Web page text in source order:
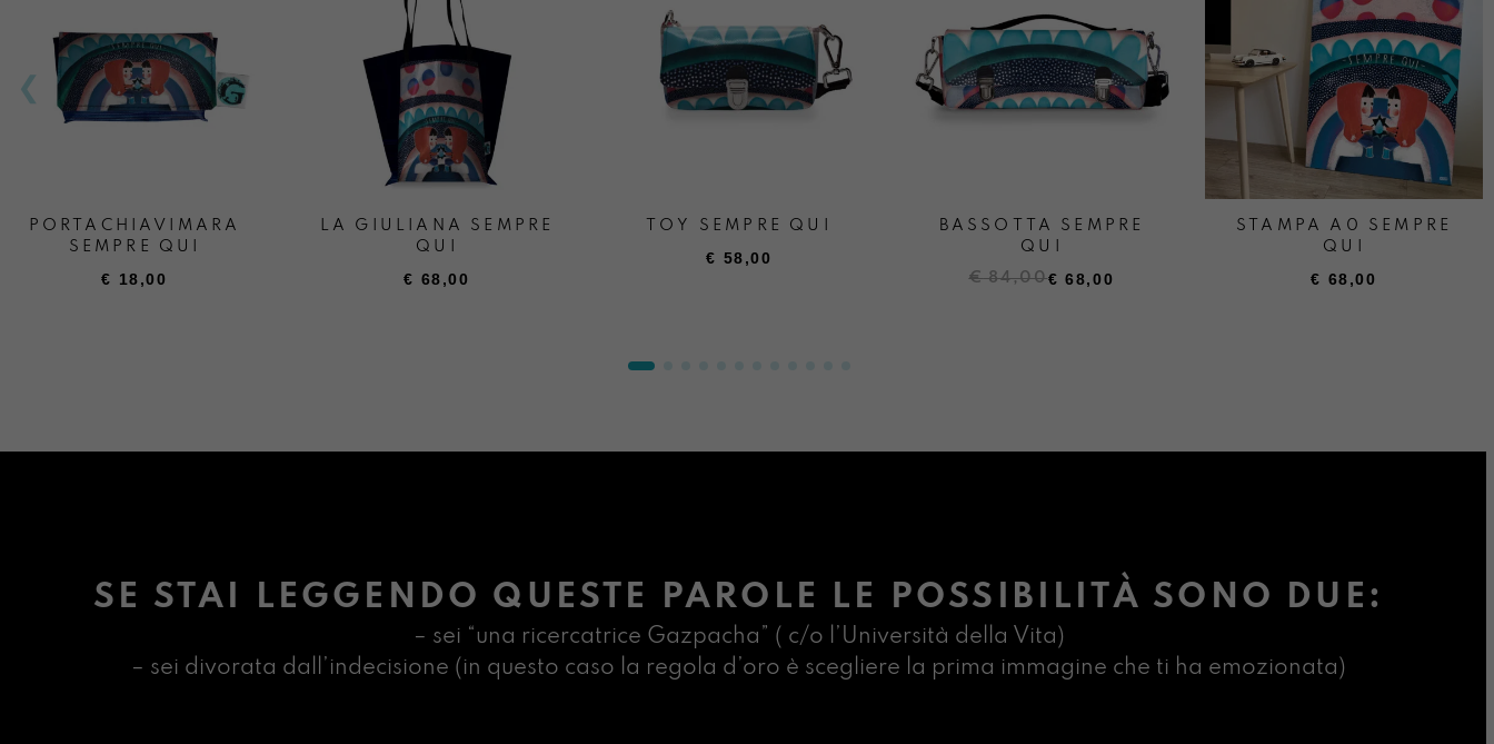
PORTACHIAVIMARA
SEMPRE QUI
€ 18,00
LA GIULIANA SEMPRE
QUI
€ 68,00
TOY SEMPRE QUI
€ 58,00
BASSOTTA SEMPRE
QUI
€84,00
Il
€ 68,00
Il
STAMPA A0 SEMPRE
QUI
€ 68,00
SE STAI LEGGENDO QUESTE PAROLE LE POSSIBILITÀ SONO DUE:
– sei “una ricercatrice Gazpacha” ( c/o l’Università della Vita)
– sei divorata dall’indecisione (in questo caso la regola d’oro è scegliere la prima immagine che ti ha emozionata)